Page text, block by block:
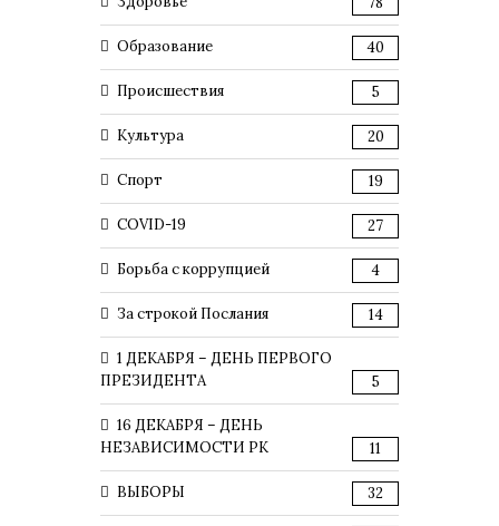
Образование 40
Происшествия 5
Культура 20
Спорт 19
COVID-19 27
Борьба с коррупцией 4
За строкой Послания 14
1 ДЕКАБРЯ – ДЕНЬ ПЕРВОГО
ПРЕЗИДЕНТА
5
16 ДЕКАБРЯ – ДЕНЬ
НЕЗАВИСИМОСТИ РК
11
ВЫБОРЫ 32